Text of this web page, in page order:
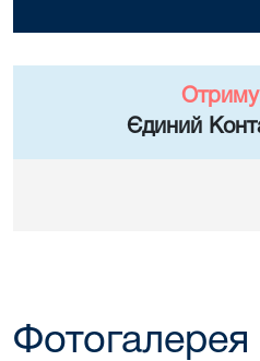
Єдиний
Фотогалерея